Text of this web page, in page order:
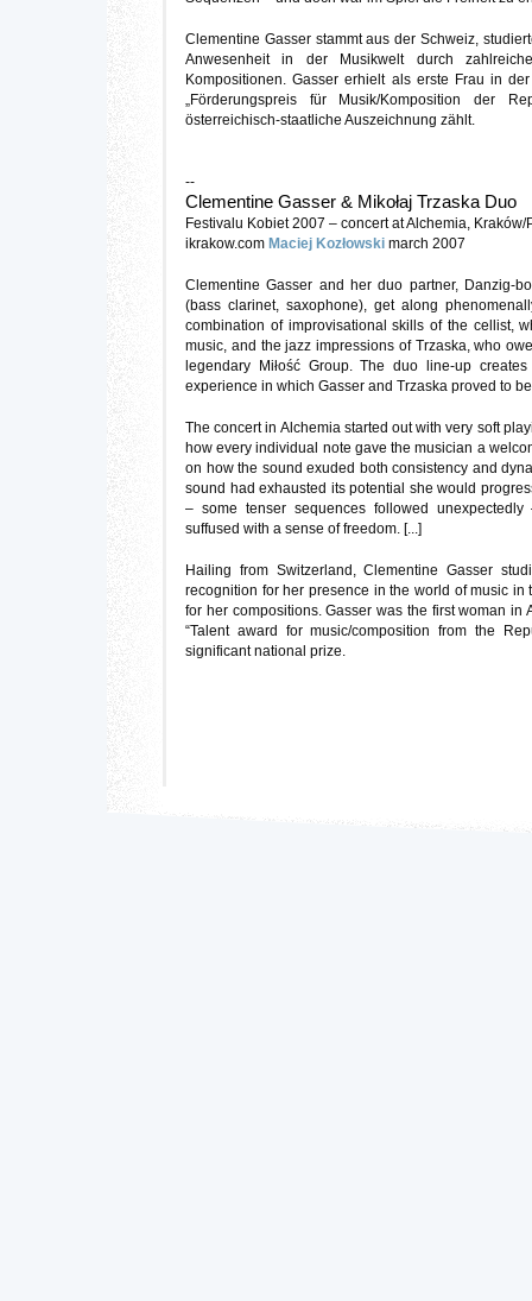
Clementine Gasser stammt aus der Schweiz,
Anwesenheit in der Musikwelt durch
Kompositionen. Gasser erhielt als erste Frau in
„Förderungspreis für Musik/Komposition der
österreichisch-staatliche Auszeichnung zählt.
--
Clementine Gasser & Mikołaj Trzaska Duo
Festivalu Kobiet 2007 – concert at Alchemia, Kraków/
ikrakow.com Maciej Kozłowski march 2007
Clementine Gasser and her duo partner, Danzig-
(bass clarinet, saxophone), get along
combination of improvisational skills of the cellist,
music, and the jazz impressions of Trzaska, who
legendary Miłość Group. The duo line-up
experience in which Gasser and Trzaska proved to
The concert in Alchemia started out with very soft
how every individual note gave the musician a
on how the sound exuded both consistency and
sound had exhausted its potential she would
– some tenser sequences followed
suffused with a sense of freedom. [...]
Hailing from Switzerland, Clementine Gasser
recognition for her presence in the world of music in
for her compositions. Gasser was the first woman in
“Talent award for music/composition from the
significant national prize.